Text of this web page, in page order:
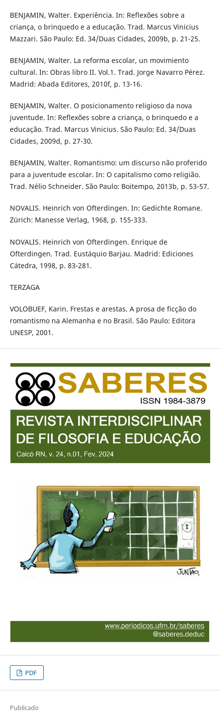
BENJAMIN, Walter. Experiência. In: Reflexões sobre a
criança, o brinquedo e a educação. Trad. Marcus Vinicius
Mazzari. São Paulo: Ed. 34/Duas Cidades, 2009b, p. 21-25.
BENJAMIN, Walter. La reforma escolar, un movimiento
cultural. In: Obras libro II. Vol.1. Trad. Jorge Navarro Pérez.
Madrid: Abada Editores, 2010f, p. 13-16.
BENJAMIN, Walter. O posicionamento religioso da nova
juventude. In: Reflexões sobre a criança, o brinquedo e a
educação. Trad. Marcus Vinicius. São Paulo: Ed. 34/Duas
Cidades, 2009d, p. 27-30.
BENJAMIN, Walter. Romantismo: um discurso não proferido
para a juventude escolar. In: O capitalismo como religião.
Trad. Nélio Schneider. São Paulo: Boitempo, 2013b, p. 53-57.
NOVALIS. Heinrich von Ofterdingen. In: Gedichte Romane.
Zürich: Manesse Verlag, 1968, p. 155-333.
NOVALIS. Heinrich von Ofterdingen. Enrique de
Ofterdingen. Trad. Eustáquio Barjau. Madrid: Ediciones
Cátedra, 1998, p. 83-281.
TERZAGA
VOLOBUEF, Karin. Frestas e arestas. A prosa de ficção do
romantismo na Alemanha e no Brasil. São Paulo: Editora
UNESP, 2001.
PDF
Publicado